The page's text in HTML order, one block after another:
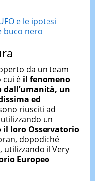
e le ipotesi
buco nero
da un team
cui èil fenomeno
dall’umanità, un
ed
riusciti ad
un
il loro Osservatorio
dopodiché
utilizzando il Very
Europeo